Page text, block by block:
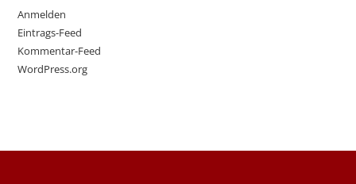
Anmelden
Eintrags-Feed
Kommentar-Feed
WordPress.org